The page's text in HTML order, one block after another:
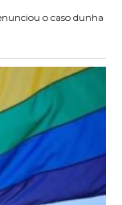
o caso dunha